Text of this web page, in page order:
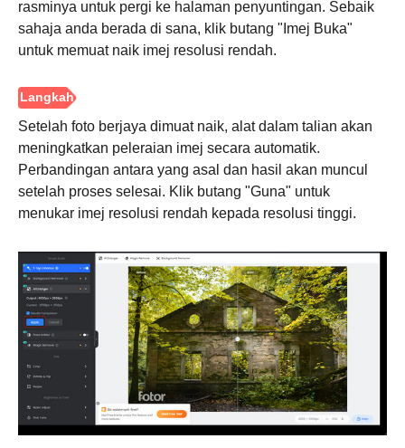
rasminya untuk pergi ke halaman penyuntingan. Sebaik
sahaja anda berada di sana, klik butang "Imej Buka"
untuk memuat naik imej resolusi rendah.
Setelah foto berjaya dimuat naik, alat dalam talian akan
meningkatkan peleraian imej secara automatik.
Perbandingan antara yang asal dan hasil akan muncul
setelah proses selesai. Klik butang "Guna" untuk
menukar imej resolusi rendah kepada resolusi tinggi.